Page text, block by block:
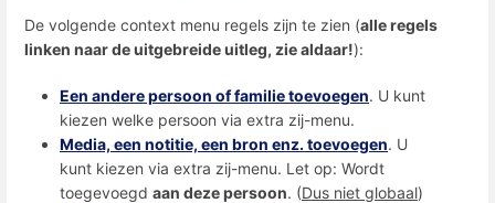
De volgende context menu regels zijn te zien (alle regels
linken naar de uitgebreide uitleg, zie aldaar!):
Een andere persoon of familie toevoegen. U kunt
kiezen welke persoon via extra zij-menu.
Media, een notitie, een bron enz. toevoegen. U
kunt kiezen via extra zij-menu. Let op: Wordt
toegevoegd aan deze persoon. (Dus niet globaal)